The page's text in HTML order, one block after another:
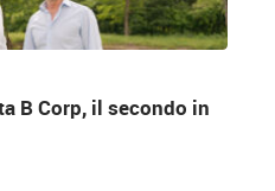
B Corp, il secondo in